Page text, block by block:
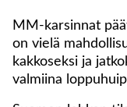
MM-karsinnat
on vielä
kakkoseksi ja
valmiina